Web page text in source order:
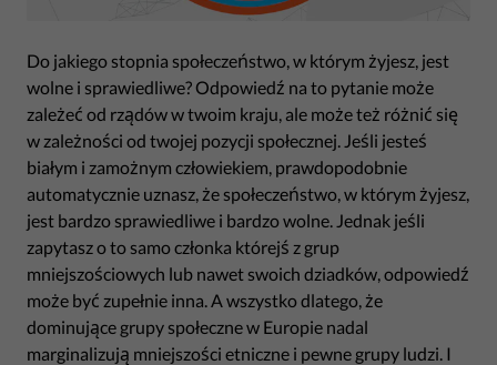
Do jakiego stopnia społeczeństwo, w którym żyjesz, jest
wolne i sprawiedliwe? Odpowiedź na to pytanie może
zależeć od rządów w twoim kraju, ale może też różnić się
w zależności od twojej pozycji społecznej. Jeśli jesteś
białym i zamożnym człowiekiem, prawdopodobnie
automatycznie uznasz, że społeczeństwo, w którym żyjesz,
jest bardzo sprawiedliwe i bardzo wolne. Jednak jeśli
zapytasz o to samo członka którejś z grup
mniejszościowych lub nawet swoich dziadków, odpowiedź
może być zupełnie inna. A wszystko dlatego, że
dominujące grupy społeczne w Europie nadal
marginalizują mniejszości etniczne i pewne grupy ludzi. I